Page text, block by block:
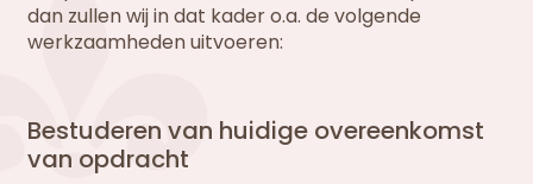
dan zullen wij in dat kader o.a. de volgende
werkzaamheden uitvoeren:
Bestuderen van huidige overeenkomst
van opdracht